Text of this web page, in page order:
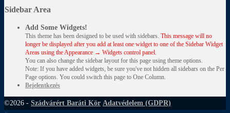
Sidebar Area
Add Some Widgets!
This theme has been designed to be used with sidebars. This message will no
longer be displayed after you add at least one widget to one of the Sidebar Widget
Areas using the Appearance → Widgets control panel.
You can also change the sidebar layout for this page using theme options.
Note: If you have added widgets, be sure you've not hidden all sidebars on the Per
Page options. You could switch this page to One Column.
Bejelentkezés
©2026 - Szádvárért Baráti Kör Adatvédelem (GDPR)